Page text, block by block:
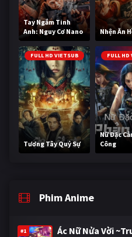
Tay Ngắm Tinh
Anh: Nguy Cơ Nano
Nhện Ăn
FULL HD VIETSUB
Tương Tây Quỷ Sự
FULL HD
Nữ Đặc
Công
Phim Anime
#1 Ác Nữ Nửa Vời